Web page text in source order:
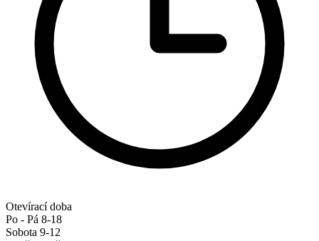
Otevírací doba
Po - Pá 8-18
Sobota 9-12